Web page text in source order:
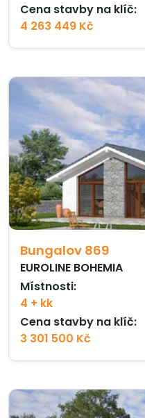
Cena stavby na klíč:
4 263 449 Kč
Bungalov 869
EUROLINE BOHEMIA
Místnosti:
4 + kk
Cena stavby na klíč:
3 301 500 Kč